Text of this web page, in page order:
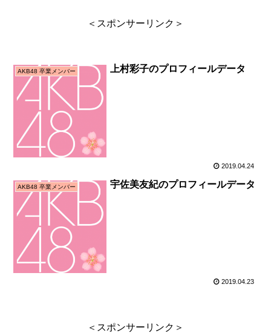
＜スポンサーリンク＞
AKB48 卒業メンバー 上村彩子のプロフィールデータ
2019.04.24
AKB48 卒業メンバー 宇佐美友紀のプロフィールデータ
2019.04.23
＜スポンサーリンク＞